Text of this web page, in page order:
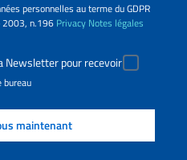
personnelles au terme du GDPR
2003, n.196 Privacy Notes légales
Newsletter pour recevoir
bureau